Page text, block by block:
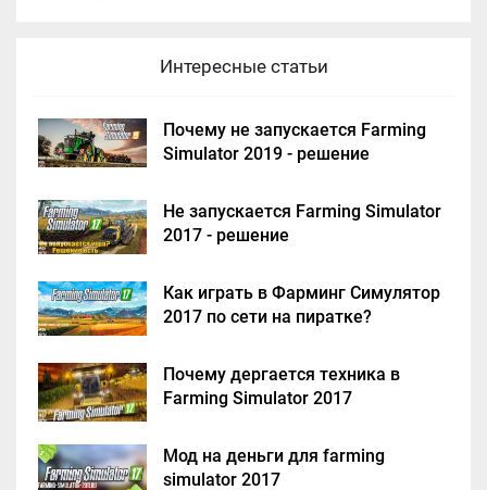
Интересные статьи
Почему не запускается Farming
Simulator 2019 - решение
Не запускается Farming Simulator
2017 - решение
Как играть в Фарминг Симулятор
2017 по сети на пиратке?
Почему дергается техника в
Farming Simulator 2017
Мод на деньги для farming
simulator 2017